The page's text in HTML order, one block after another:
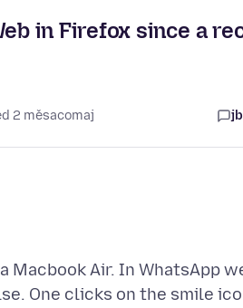
in Firefox since a
2 měsacomaj
Macbook Air. In WhatsApp
One clicks on the smile